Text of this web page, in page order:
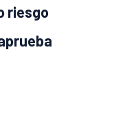
riesgo